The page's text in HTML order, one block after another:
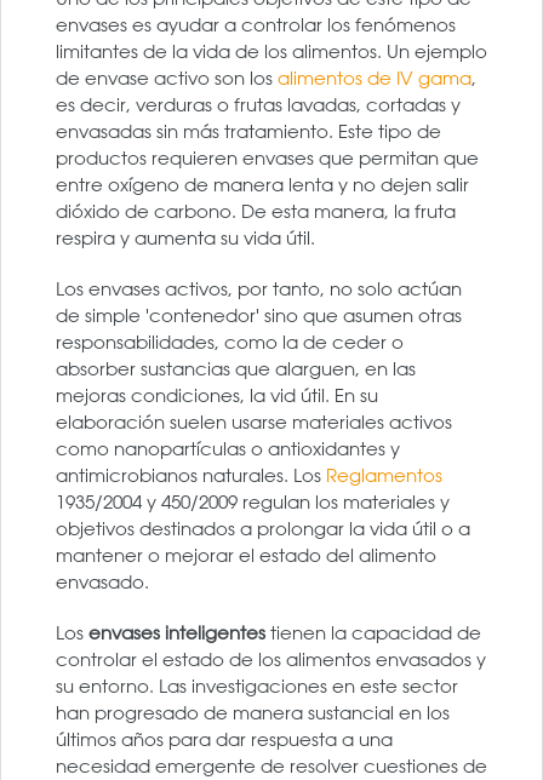
envases es ayudar a controlar los fenómenos
limitantes de la vida de los alimentos. Un ejemplo
de envase activo son los alimentos de IV gama,
es decir, verduras o frutas lavadas, cortadas y
envasadas sin más tratamiento. Este tipo de
productos requieren envases que permitan que
entre oxígeno de manera lenta y no dejen salir
dióxido de carbono. De esta manera, la fruta
respira y aumenta su vida útil.
Los envases activos, por tanto, no solo actúan
de simple 'contenedor' sino que asumen otras
responsabilidades, como la de ceder o
absorber sustancias que alarguen, en las
mejoras condiciones, la vid útil. En su
elaboración suelen usarse materiales activos
como nanopartículas o antioxidantes y
antimicrobianos naturales. Los Reglamentos
1935/2004 y 450/2009 regulan los materiales y
objetivos destinados a prolongar la vida útil o a
mantener o mejorar el estado del alimento
envasado.
Los envases inteligentes tienen la capacidad de
controlar el estado de los alimentos envasados y
su entorno. Las investigaciones en este sector
han progresado de manera sustancial en los
últimos años para dar respuesta a una
necesidad emergente de resolver cuestiones de